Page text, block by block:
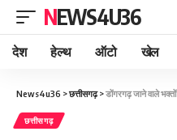
NEWS4U36
देश हेल्थ ऑटो खेल
News4u36 >छत्तीसगढ़>डोंगरगढ़ जाने वाले
छत्तीसगढ़